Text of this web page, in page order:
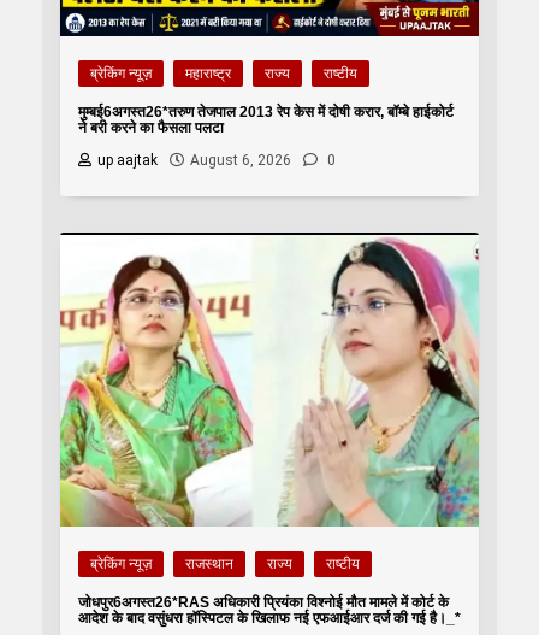
ब्रेकिंग न्यूज़ महाराष्ट्र राज्य राष्टीय
मुम्बई6अगस्त26*तरुण तेजपाल 2013 रेप केस में दोषी करार, बॉम्बे हाईकोर्ट
ने बरी करने का फैसला पलटा
up aajtak
August 6, 2026 0
ब्रेकिंग न्यूज़ राजस्थान राज्य राष्टीय
जोधपुर6अगस्त26*RAS अधिकारी प्रियंका विश्नोई मौत मामले में कोर्ट के
आदेश के बाद वसुंधरा हॉस्पिटल के खिलाफ नई एफआईआर दर्ज की गई है।_*